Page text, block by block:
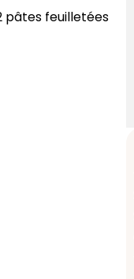
pâtes feuilletées